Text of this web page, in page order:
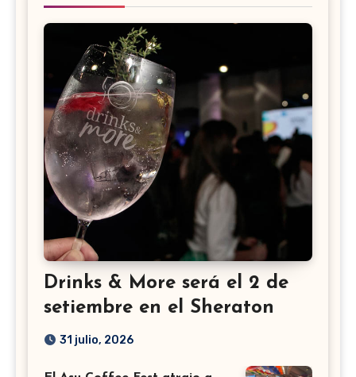
Drinks & More será el 2 de
setiembre en el Sheraton
31 julio, 2026